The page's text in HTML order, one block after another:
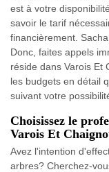
est à votre
savoir le tarif
financièrement.
Donc, faites appels
réside dans Varois Et
les budgets en détail
suivant votre
Choisissez le
Varois Et
Avez l'intention
arbres? Cherchez-